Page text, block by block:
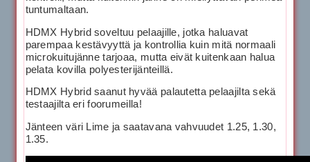
tuntumaltaan.
HDMX Hybrid soveltuu pelaajille, jotka haluavat
parempaa kestävyyttä ja kontrollia kuin mitä normaali
microkuitujänne tarjoaa, mutta eivät kuitenkaan halua
pelata kovilla polyesterijänteillä.
HDMX Hybrid saanut hyvää palautetta pelaajilta sekä
testaajilta eri foorumeilla!
Jänteen väri Lime ja saatavana vahvuudet 1.25, 1.30,
1.35.